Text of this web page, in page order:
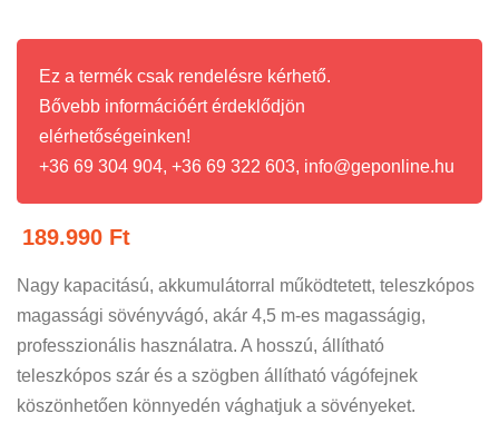
Ez a termék csak rendelésre kérhető.
Bővebb információért érdeklődjön
elérhetőségeinken!
+36 69 304 904, +36 69 322 603, info@geponline.hu
189.990 Ft
Nagy kapacitású, akkumulátorral működtetett, teleszkópos
magassági sövényvágó, akár 4,5 m-es magasságig,
professzionális használatra. A hosszú, állítható
teleszkópos szár és a szögben állítható vágófejnek
köszönhetően könnyedén vághatjuk a sövényeket.